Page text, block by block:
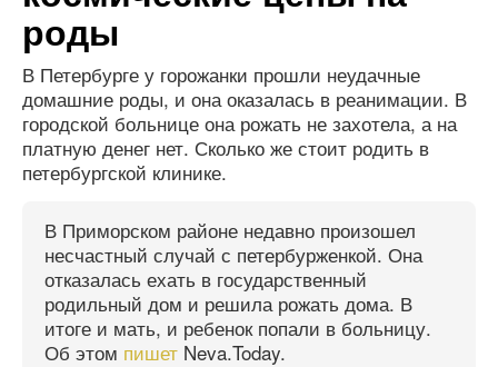
роды
В Петербурге у горожанки прошли неудачные
домашние роды, и она оказалась в реанимации. В
городской больнице она рожать не захотела, а на
платную денег нет. Сколько же стоит родить в
петербургской клинике.
В Приморском районе недавно произошел
несчастный случай с петербурженкой. Она
отказалась ехать в государственный
родильный дом и решила рожать дома. В
итоге и мать, и ребенок попали в больницу.
Об этом пишет Neva.Today.